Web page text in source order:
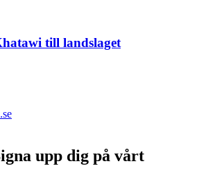
till landslaget
upp dig på vårt